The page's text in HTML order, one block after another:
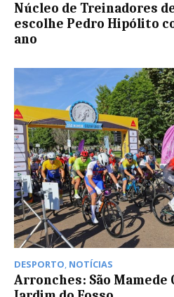
Núcleo de Treinadores
escolhe Pedro Hipólito
ano
DESPORTO, NOTÍCIAS
Arronches: São